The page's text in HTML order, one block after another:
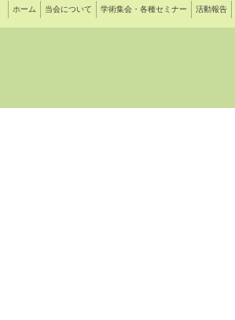
ホーム 当会について 学術集会・各種セミナー 活動報告